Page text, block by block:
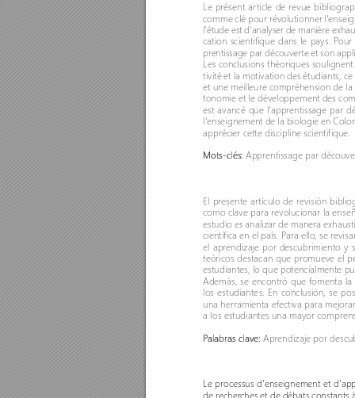
Le présent article de revue
comme clé pour révolutionner
l'étude est d'analyser de manière
cation scientifique dans le pays. Pour
prentissage par découverte et son
Les conclusions théoriques
tivité et la motivation des étudiants,
et une meilleure compréhension de la
tonomie et le développement des
est avancé que l'apprentissage par
l'enseignement de la biologie en
apprécier cette discipline scientifique.
Mots-clés: Apprentissage par
El presente artículo de revisión
como clave para revolucionar la
estudio es analizar de manera
científica en el país. Para ello, se
el aprendizaje por descubrimiento y
teóricos destacan que promueve el
estudiantes, lo que potencialmente
Además, se encontró que fomenta
los estudiantes. En conclusión, se
una herramienta efectiva para
a los estudiantes una mayor
Palabras clave: Aprendizaje por
Le processus d'enseignement et
de recherches et de débats constants